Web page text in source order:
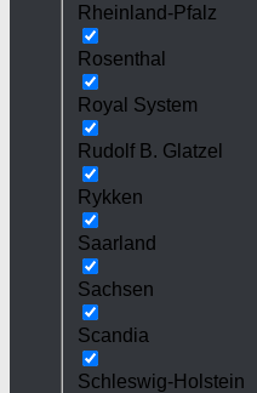
Rheinland-Pfalz
Rosenthal
Royal System
Rudolf B. Glatzel
Rykken
Saarland
Sachsen
Scandia
Schleswig-Holstein